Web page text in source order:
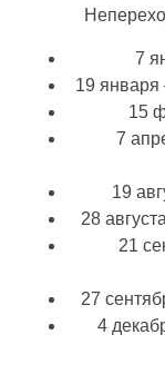
7
19 января
15
7
19
28
21
27
4